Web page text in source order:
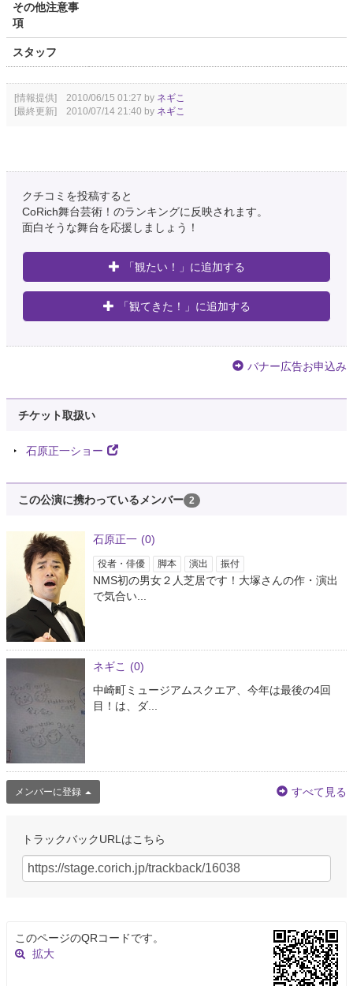
その他注意事
項
スタッフ
[情報提供] 2010/06/15 01:27 by ネギこ
[最終更新] 2010/07/14 21:40 by ネギこ
クチコミを投稿すると
CoRich舞台芸術！のランキングに反映されます。
面白そうな舞台を応援しましょう！
「観たい！」に追加する
「観てきた！」に追加する
バナー広告お申込み
チケット取扱い
石原正一ショー
この公演に携わっているメンバー 2
石原正一 (0)
役者・俳優 脚本 演出 振付
NMS初の男女２人芝居です！大塚さんの作・演出
で気合い...
ネギこ
(0)
中崎町ミュージアムスクエア、今年は最後の4回
目！は、ダ...
メンバーに登録 すべて見る
トラックバックURLはこちら
このページのQRコードです。
拡大